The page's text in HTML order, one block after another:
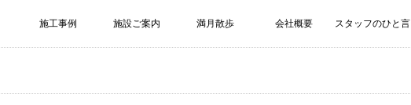
施工事例 施設ご案内 満月散歩 会社概要 スタッフのひと言